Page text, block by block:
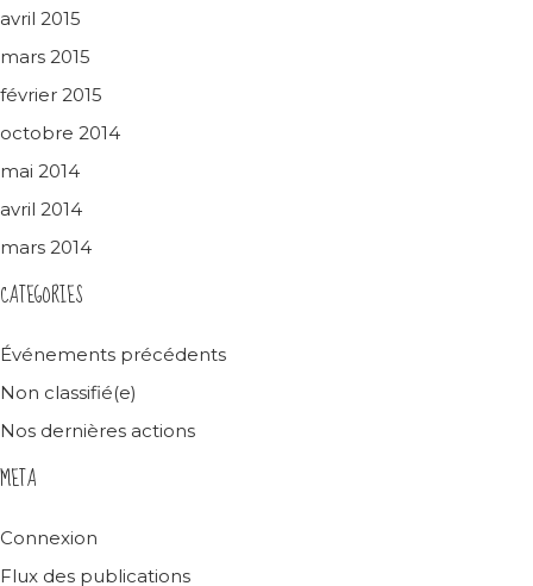
avril 2015
mars 2015
février 2015
octobre 2014
mai 2014
avril 2014
mars 2014
CATEGORIES
Événements précédents
Non classifié(e)
Nos dernières actions
META
Connexion
Flux des publications